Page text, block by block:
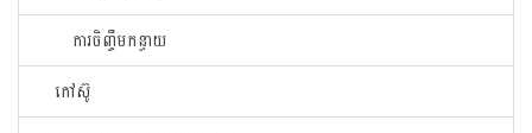
ការចិញ្ចឹមកន្ធាយ
កៅស៊ូ